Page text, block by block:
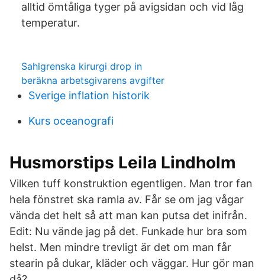
alltid ömtåliga tyger på avigsidan och vid låg
temperatur.
Sahlgrenska kirurgi drop in
beräkna arbetsgivarens avgifter
Sverige inflation historik
Kurs oceanografi
Husmorstips Leila Lindholm
Vilken tuff konstruktion egentligen. Man tror fan
hela fönstret ska ramla av. Får se om jag vågar
vända det helt så att man kan putsa det inifrån.
Edit: Nu vände jag på det. Funkade hur bra som
helst. Men mindre trevligt är det om man får
stearin på dukar, kläder och väggar. Hur gör man